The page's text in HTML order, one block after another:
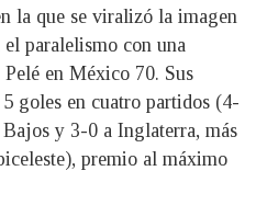
la que se viralizó la imagen
paralelismo con una
en México 70. Sus
goles en cuatro partidos (4-
y 3-0 a Inglaterra, más
premio al máximo